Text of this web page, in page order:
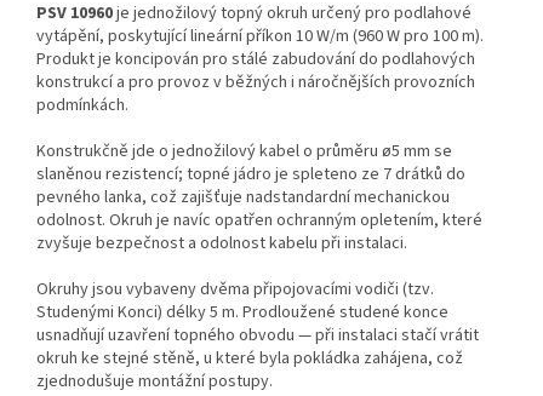
PSV 10960je jednožilový topný okruh určený pro podlahové
vytápění, poskytující lineární příkon 10 W/m (960 W pro 100 m).
Produkt je koncipován pro stálé zabudování do podlahových
konstrukcí a pro provoz v běžných i náročnějších provozních
podmínkách.
Konstrukčně jde o jednožilový kabel o průměru ø5 mm se
slaněnou rezistencí; topné jádro je spleteno ze 7 drátků do
pevného lanka, což zajišťuje nadstandardní mechanickou
odolnost. Okruh je navíc opatřen ochranným opletením, které
zvyšuje bezpečnost a odolnost kabelu při instalaci.
Okruhy jsou vybaveny dvěma připojovacími vodiči (tzv.
Studenými Konci) délky 5 m. Prodloužené studené konce
usnadňují uzavření topného obvodu — při instalaci stačí vrátit
okruh ke stejné stěně, u které byla pokládka zahájena, což
zjednodušuje montážní postupy.